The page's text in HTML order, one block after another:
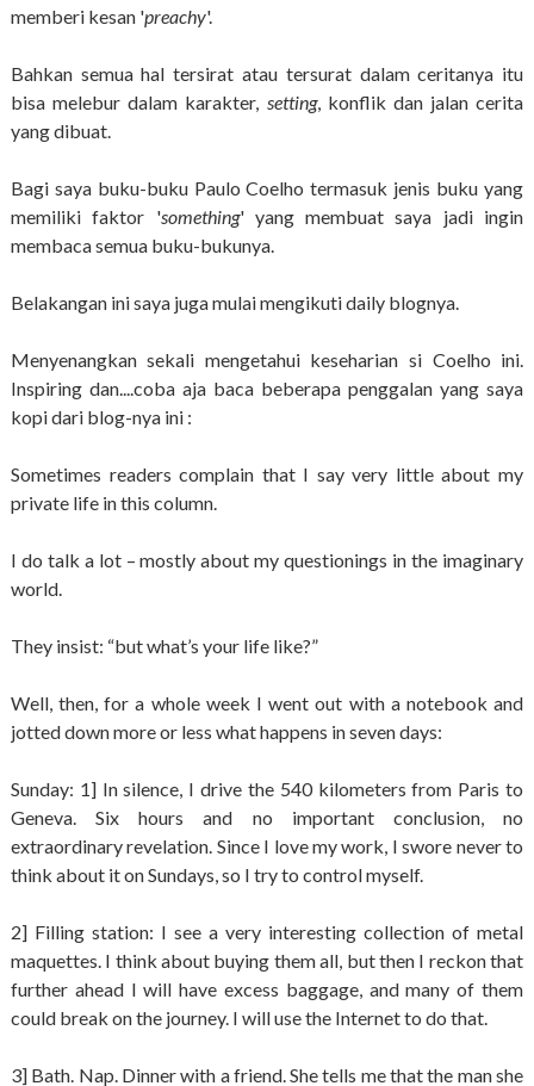
memberi kesan 'preachy'.
Bahkan semua hal tersirat atau tersurat dalam ceritanya itu
bisa melebur dalam karakter, setting, konflik dan jalan cerita
yang dibuat.
Bagi saya buku-buku Paulo Coelho termasuk jenis buku yang
memiliki faktor 'something' yang membuat saya jadi ingin
membaca semua buku-bukunya.
Belakangan ini saya juga mulai mengikuti daily blognya.
Menyenangkan sekali mengetahui keseharian si Coelho ini.
Inspiring dan....coba aja baca beberapa penggalan yang saya
kopi dari blog-nya ini :
Sometimes readers complain that I say very little about my
private life in this column.
I do talk a lot – mostly about my questionings in the imaginary
world.
They insist: “but what’s your life like?”
Well, then, for a whole week I went out with a notebook and
jotted down more or less what happens in seven days:
Sunday: 1] In silence, I drive the 540 kilometers from Paris to
Geneva. Six hours and no important conclusion, no
extraordinary revelation. Since I love my work, I swore never to
think about it on Sundays, so I try to control myself.
2] Filling station: I see a very interesting collection of metal
maquettes. I think about buying them all, but then I reckon that
further ahead I will have excess baggage, and many of them
could break on the journey. I will use the Internet to do that.
3] Bath. Nap. Dinner with a friend. She tells me that the man she